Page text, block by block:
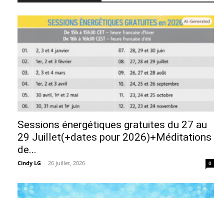
Sessions énergétiques gratuites du 27 au
29 Juillet(+dates pour 2026)+Méditations
de...
Cindy LG - 26 juillet, 2026 0